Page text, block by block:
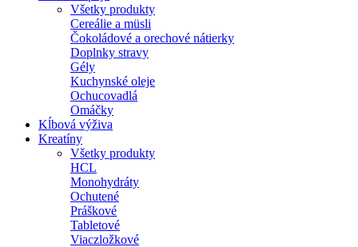
Všetky produkty
Cereálie a müsli
Čokoládové a orechové nátierky
Doplnky stravy
Gély
Kuchynské oleje
Ochucovadlá
Omáčky
Kĺbová výživa
Kreatíny
Všetky produkty
HCL
Monohydráty
Ochutené
Práškové
Tabletové
Viaczložkové